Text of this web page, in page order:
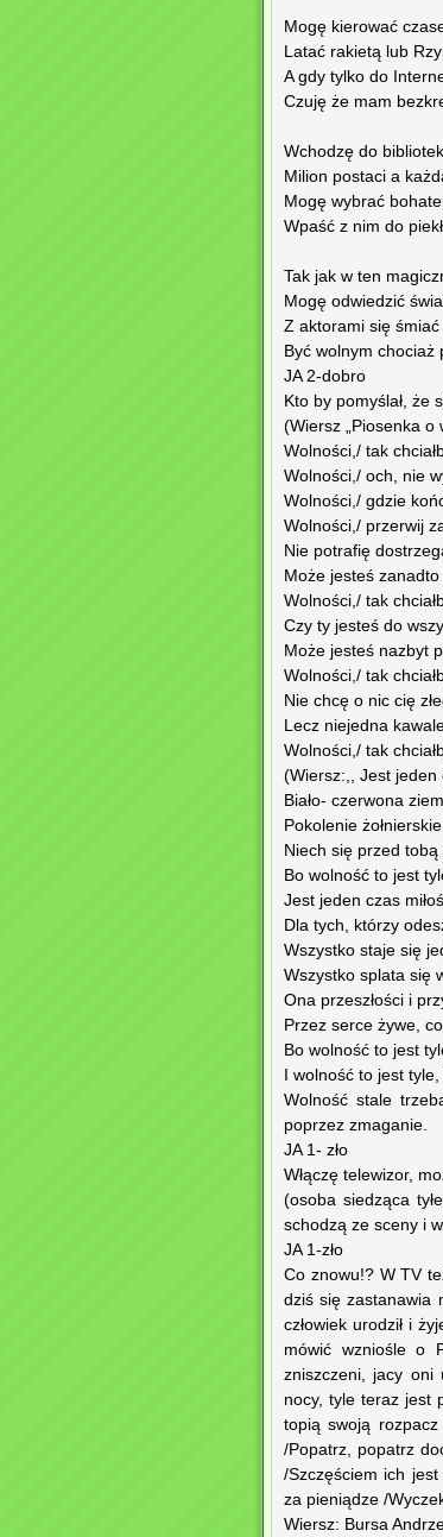
Mogę kierować
Latać rakietą lub
A gdy tylko do
Czuję że mam
Wchodzę do
Milion postaci a
Mogę wybrać
Wpaść z nim do
Tak jak w ten
Mogę odwiedzić
Z aktorami się
Być wolnym chociaż
JA 2-dobro
Kto by pomyślał, że
(Wiersz „Piosenka o
Wolności,/ tak
Wolności,/ och, nie
Wolności,/ gdzie
Wolności,/ przerwij
Nie potrafię
Może jesteś
Wolności,/ tak
Czy ty jesteś do
Może jesteś nazbyt
Wolności,/ tak
Nie chcę o nic cię
Lecz niejedna
Wolności,/ tak
(Wiersz:,, Jest jeden
Biało- czerwona
Pokolenie
Niech się przed tobą
Bo wolność to jest
Jest jeden czas
Dla tych, którzy
Wszystko staje się
Wszystko splata się
Ona przeszłości i
Przez serce żywe,
Bo wolność to jest
I wolność to jest
Wolność stale
poprzez zmaganie.
JA 1- zło
Włączę telewizor,
(osoba siedząca
schodzą ze sceny i
JA 1-zło
Co znowu!? W TV
dziś się zastanawia
człowiek urodził i
mówić wzniośle o
zniszczeni, jacy oni
nocy, tyle teraz jest
topią swoją
/Popatrz, popatrz
/Szczęściem ich
za pieniądze /
Wiersz: Bursa